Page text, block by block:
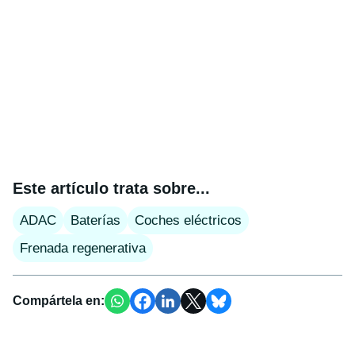
Este artículo trata sobre...
ADAC Baterías
Coches eléctricos
Frenada regenerativa
Compártela en: